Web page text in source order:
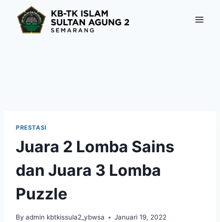
content
PRESTASI
Juara 2 Lomba Sains
dan Juara 3 Lomba
Puzzle
By admin kbtkissula2_ybwsa Januari 19, 2022